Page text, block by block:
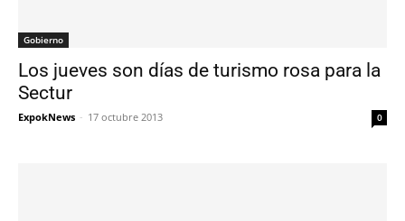
Gobierno
Los jueves son días de turismo rosa para la
Sectur
ExpokNews - 17 octubre 2013 0